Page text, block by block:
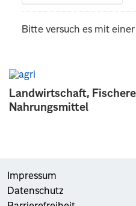
Landwirtschaft,
Nahrungsmittel
Bitte versuch es mit
Impressum
Datenschutz